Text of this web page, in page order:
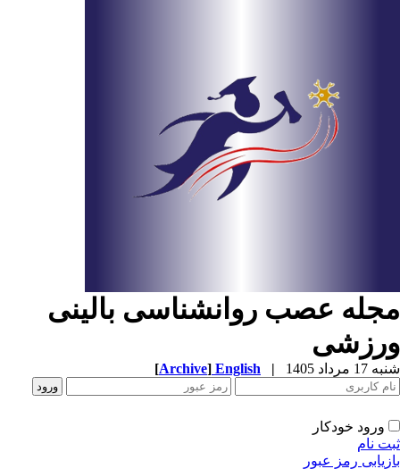
عصب روانشناسی بالینی
مرداد 1405 |
English
[Archive]
ورود خودکار
نام
رمز عبور